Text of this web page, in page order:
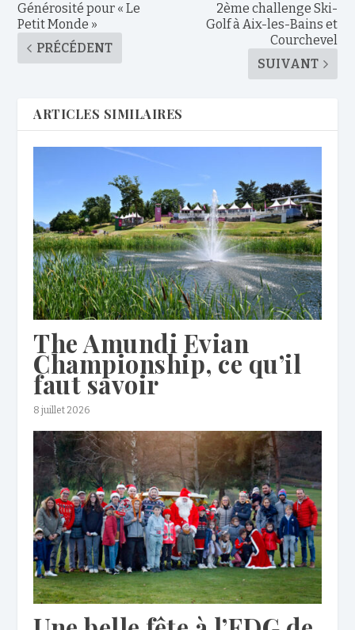
Générosité pour « Le
Petit Monde »
PRÉCÉDENT
2ème challenge Ski-
Golf à Aix-les-Bains et
Courchevel
SUIVANT
ARTICLES SIMILAIRES
The Amundi Evian
Championship, ce qu’il
faut savoir
8 juillet 2026